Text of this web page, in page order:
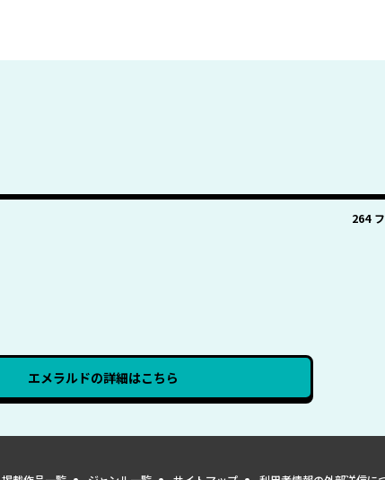
264
エメラルドの詳細はこちら